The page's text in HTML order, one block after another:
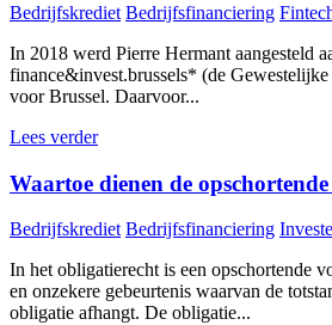
Bedrijfskrediet Bedrijfsfinanciering
In 2018 werd Pierre Hermant aangesteld
finance&invest.brussels* (de
voor Brussel. Daarvoor...
Lees verder
Waartoe dienen de
Bedrijfskrediet Bedrijfsfinanciering
In het obligatierecht is een opschortende
en onzekere gebeurtenis waarvan de
obligatie afhangt. De obligatie...